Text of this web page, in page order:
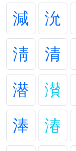
減
沇
淸
清
潜
濽
淎
湷